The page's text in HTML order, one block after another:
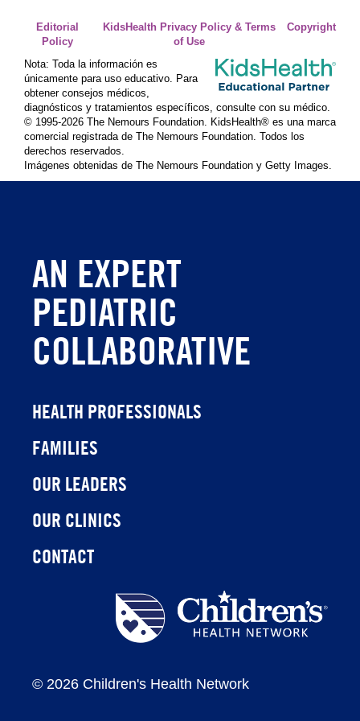
Editorial
Policy
KidsHealth Privacy Policy & Terms
of Use
Copyright
Nota: Toda la información es
únicamente para uso educativo. Para
obtener consejos médicos,
diagnósticos y tratamientos específicos, consulte con su médico.
© 1995-2026 The Nemours Foundation. KidsHealth® es una marca
comercial registrada de The Nemours Foundation. Todos los
derechos reservados.
Imágenes obtenidas de The Nemours Foundation y Getty Images.
AN EXPERT
PEDIATRIC
COLLABORATIVE
HEALTH PROFESSIONALS
FAMILIES
OUR LEADERS
OUR CLINICS
CONTACT
© 2026 Children's Health Network